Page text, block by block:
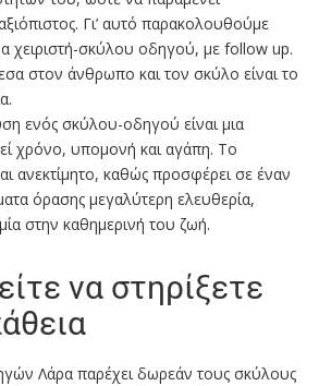
Γι’ αυτό παρακολουθούμε
χειριστή-σκύλου οδηγού, με follow up.
στον άνθρωπο και τον σκύλο είναι το
ενός σκύλου-οδηγού είναι μια
χρόνο, υπομονή και αγάπη. Το
ανεκτίμητο, καθώς προσφέρει σε έναν
όρασης μεγαλύτερη ελευθερία,
στην καθημερινή του ζωή.
να στηρίξετε
Λάρα παρέχει δωρεάν τους σκύλους